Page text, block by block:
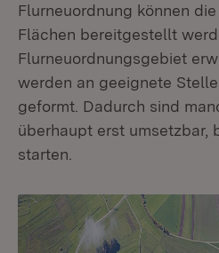
Flurneuordnung können
Flächen bereitgestellt
Flurneuordnungsgebiet
werden an geeignete
geformt. Dadurch sind
überhaupt erst umsetzbar,
starten.